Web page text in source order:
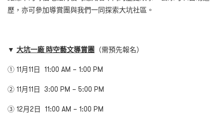
歷，亦可參加導賞團與我們一同探索大坑社區。
▼ 大坑一廠 時空藝文導賞團 （需預先報名）
① 11月11日 11:00 AM – 1:00 PM
② 11月11日 3:00 PM – 5:00 PM
③ 12月2日 11:00 AM – 1:00 PM